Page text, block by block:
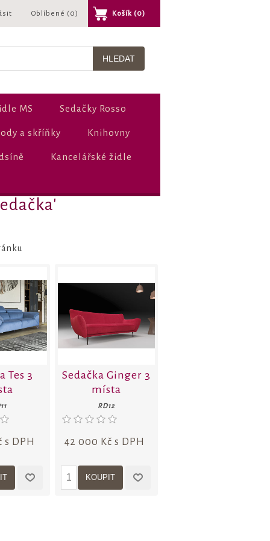
Oblíbené (0) Košík (0)
MS Sedačky Rosso
a skříňky Knihovny
Kancelářské židle
Tes 3
s DPH
Sedačka Ginger 3
místa
RD12
42 000 Kč s DPH